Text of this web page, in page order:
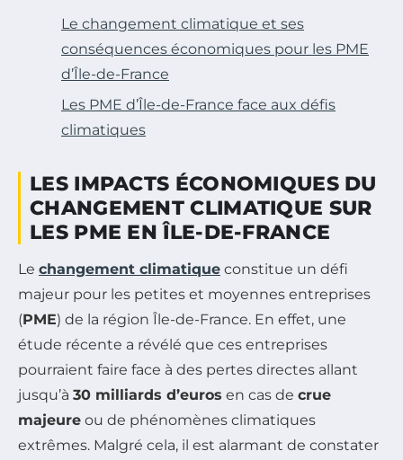
Le changement climatique et ses
conséquences économiques pour les PME
d’Île-de-France
Les PME d’Île-de-France face aux défis
climatiques
LES IMPACTS ÉCONOMIQUES DU
CHANGEMENT CLIMATIQUE SUR
LES PME EN ÎLE-DE-FRANCE
Le changement climatique constitue un défi
majeur pour les petites et moyennes entreprises
(PME) de la région Île-de-France. En effet, une
étude récente a révélé que ces entreprises
pourraient faire face à des pertes directes allant
jusqu’à 30 milliards d’euros en cas de crue
majeure ou de phénomènes climatiques
extrêmes. Malgré cela, il est alarmant de constater